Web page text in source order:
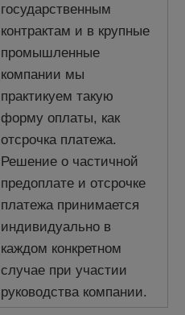
государственным
контрактам и в крупные
промышленные
компании мы
практикуем такую
форму оплаты, как
отсрочка платежа.
Решение о частичной
предоплате и отсрочке
платежа принимается
индивидуально в
каждом конкретном
случае при участии
руководства компании.